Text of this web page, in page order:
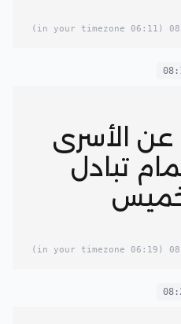
(06:11 in your timezone)
عن الأسرى
تبادل
(06:19 in your timezone)